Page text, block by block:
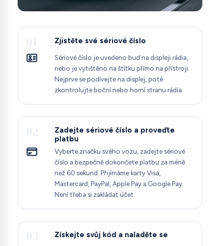
Zjistěte své sériové číslo
Sériové číslo je uvedeno buď na displeji rádia,
nebo je vytištěno na štítku přímo na přístroji.
Nejprve se podívejte na displej, poté
zkontrolujte boční nebo horní stranu rádia.
Zadejte sériové číslo a proveďte
platbu
Vyberte značku svého vozu, zadejte sériové
číslo a bezpečně dokončete platbu za méně
než 60 sekund. Přijímáme karty Visa,
Mastercard, PayPal, Apple Pay a Google Pay.
Není třeba si zakládat účet.
Získejte svůj kód a naladěte se